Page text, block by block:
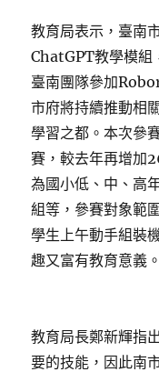
教育局表示，臺南
ChatGPT教學模組
臺南團隊參加
市府將持續推動相
學習之都。本次參
賽，較去年再增加
為國小低、中、高
組等，參賽對象範
學生上午動手組裝
趣又富有教育意義。
教育局長鄭新輝指
要的技能，因此南